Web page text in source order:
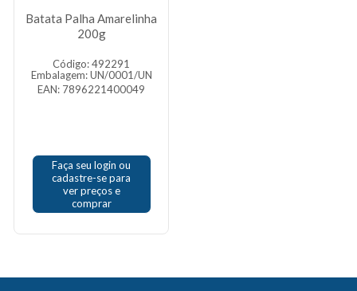
Batata Palha Amarelinha
200g
Código: 492291
Embalagem: UN/0001/UN
EAN: 7896221400049
Faça seu login ou
cadastre-se para
ver preços e
comprar